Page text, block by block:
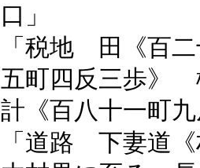
口」
「税地 田《百
五町四反三歩》
計《百八十一町
「道路 下妻道